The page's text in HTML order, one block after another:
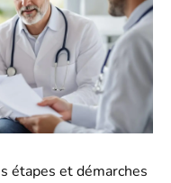
étapes et démarches